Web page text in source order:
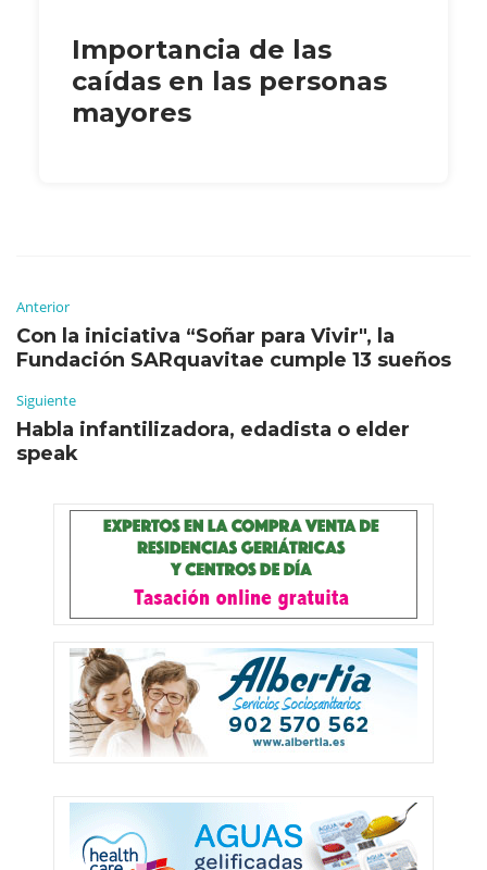
Importancia de las
caídas en las personas
mayores
Anterior
Con la iniciativa “Soñar para Vivir", la
Fundación SARquavitae cumple 13 sueños
Siguiente
Habla infantilizadora, edadista o elder
speak